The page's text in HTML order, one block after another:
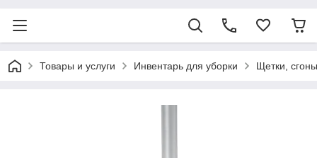
Товары и услуги Инвентарь для уборки Щетки, сгоны